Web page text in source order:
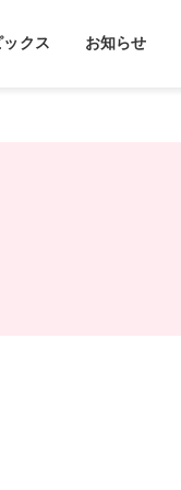
ックス お知らせ